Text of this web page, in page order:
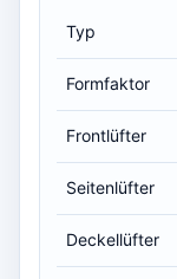
Typ
Formfaktor
Frontlüfter
Seitenlüfter
Deckellüfter